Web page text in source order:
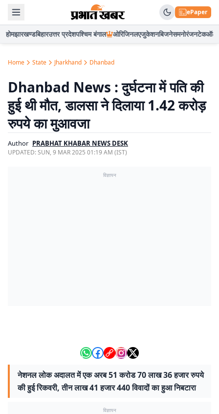
ePaper
होमझारखण्डबिहारउत्तर प्रदेशपश्चिम बंगाल ओरिजिनलएजुकेशनबिजनेसमनोरंजनटेकऑटो
Home State Jharkhand Dhanbad
Dhanbad News : दुर्घटना में पति की
हुई थी मौत, डालसा ने दिलाया 1.42 करोड़
रुपये का मुआवजा
Author PRABHAT KHABAR NEWS DESK
UPDATED:SUN, 9 MAR 2025 01:19 AM (IST)
विज्ञापन
नेशनल लोक अदालत में एक अरब 51 करोड 70 लाख 36 हजार रुपये
की हुई रिकवरी, तीन लाख 41 हजार 440 विवादों का हुआ निबटारा
विज्ञापन